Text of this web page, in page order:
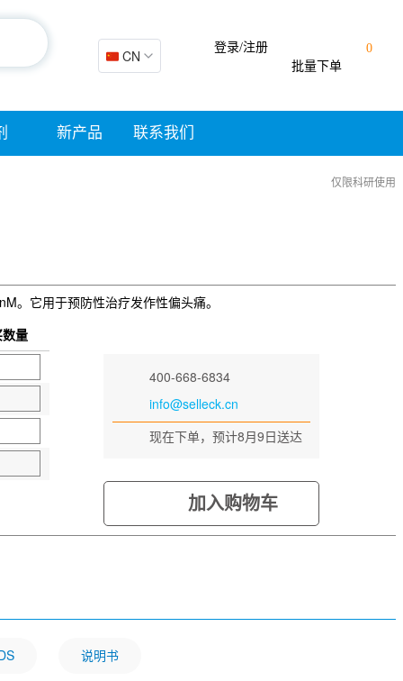
🇨🇳 CN
0
批量下单
登录/注册
新产品 联系我们
仅限科研使用
。它用于预防性治疗发作性偏头痛。
量
400-668-6834
info@selleck.cn
现在下单，预计8月9日送达
加入购物车
说明书